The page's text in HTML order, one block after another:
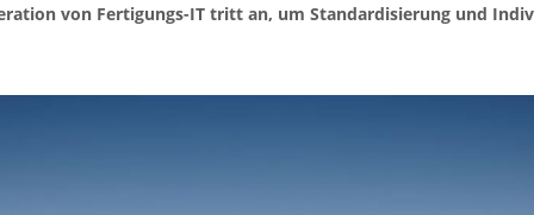
von Fertigungs-IT tritt an, um Standardisierung und